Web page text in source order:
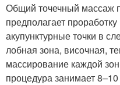
Общий точечный массаж
предполагает
акупунктурные точки в
лобная зона, височная,
массирование каждой
процедура занимает